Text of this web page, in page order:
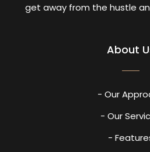
get away from the hustle
About
- Our
- Our
-